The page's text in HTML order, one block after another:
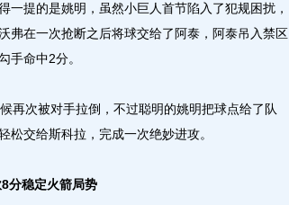
一提的是姚明，虽然小巨人首节陷入了犯规困扰，
弗在一次抢断之后将球交给了阿泰，阿泰吊入禁区
手命中2分。
次被对手拉倒，不过聪明的姚明把球点给了队
松交给斯科拉，完成一次绝妙进攻。
分稳定火箭局势